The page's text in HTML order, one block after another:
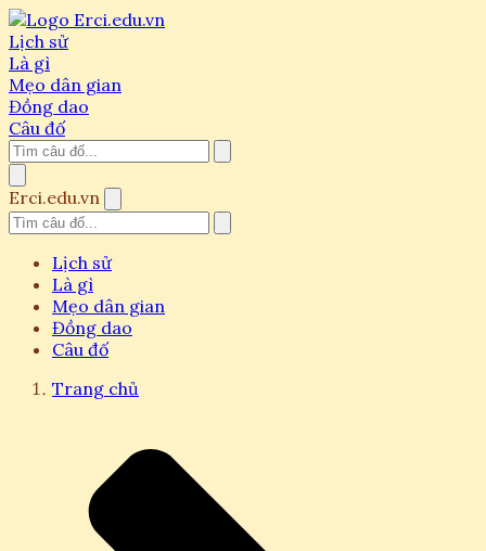
Lịch sử
Là gì
Mẹo dân gian
Đồng dao
Câu đố
Erci.edu.vn
Lịch sử
Là gì
Mẹo dân gian
Đồng dao
Câu đố
Trang chủ